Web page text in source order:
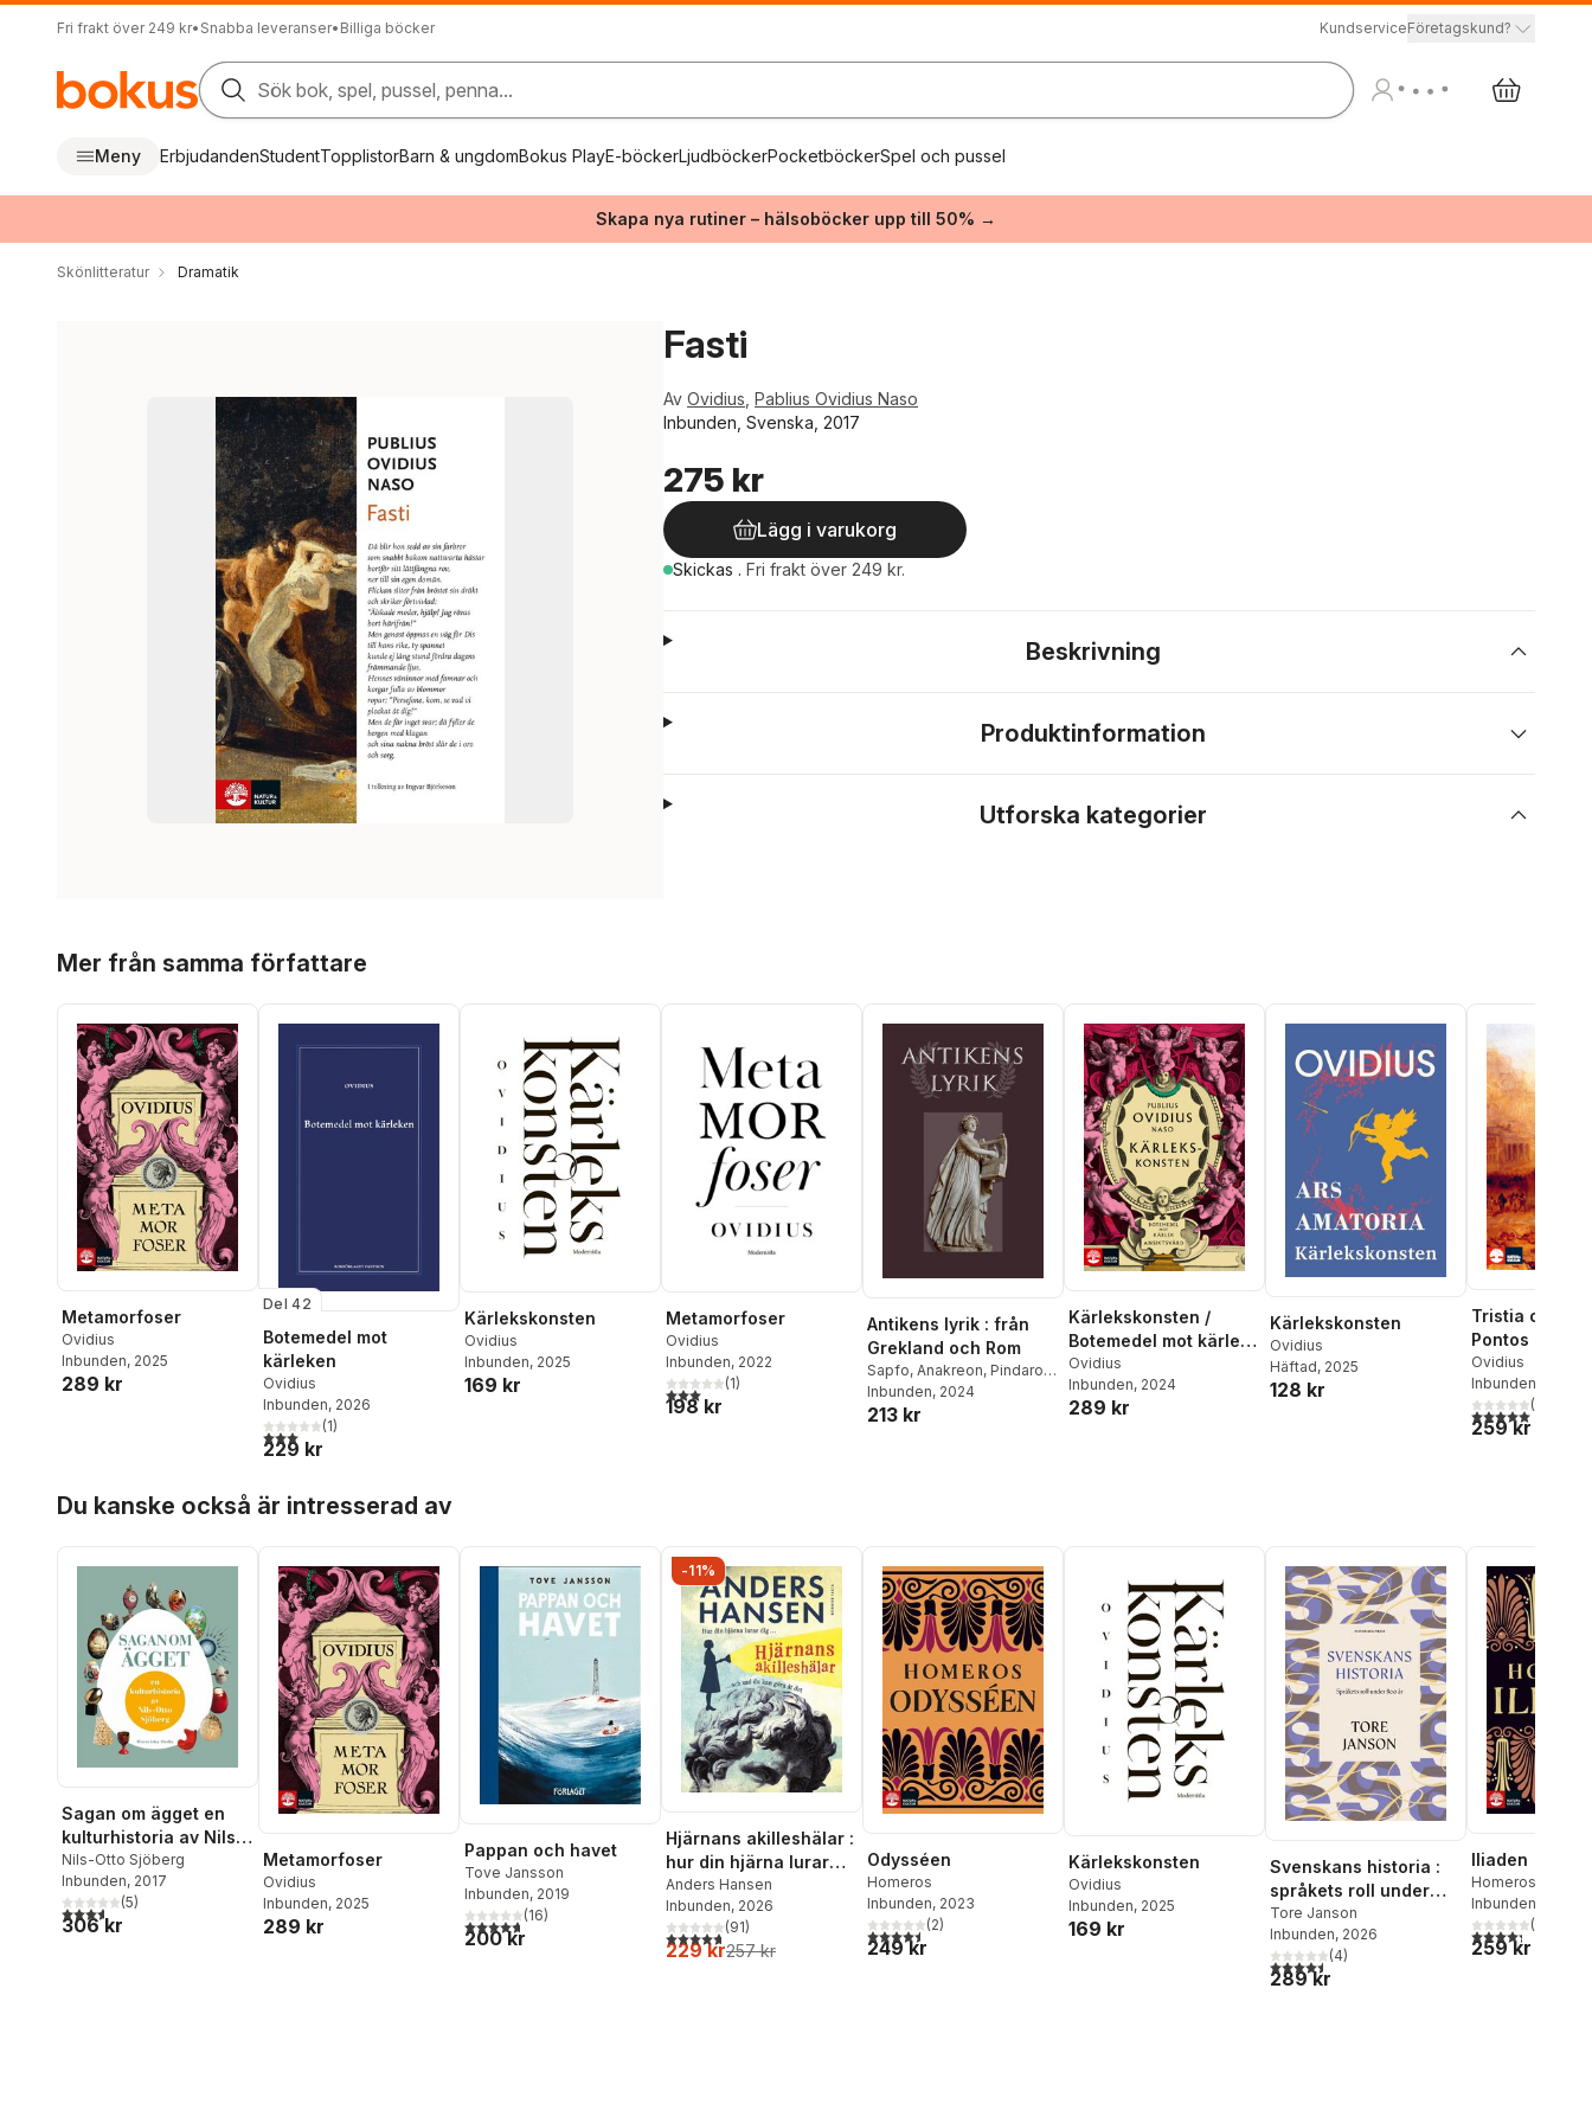
Fri frakt över 249 kr• Snabba leveranser• Billiga böcker KundserviceFöretagskund?
Sök bok, spel, pussel, penna...
Meny ErbjudandenStudentTopplistorBarn & ungdomBokus PlayE-böckerLjudböckerPocketböckerSpel och pussel
Skapa nya rutiner – hälsoböcker upp till 50% →
Skönlitteratur Dramatik
Fasti
Av Ovidius Pablius Ovidius Naso
Inbunden, Svenska, 2017
275 kr
Lägg i varukorg
Skickas . Fri frakt över 249 kr.
Beskrivning
Produktinformation
Utforska kategorier
Mer från samma författare
Metamorfoser
Ovidius
Inbunden, 2025
289 kr
Del 42
Botemedel mot
kärleken
Ovidius
Inbunden, 2026
3,0utav 5 stjärnor. Totalt antal röster:
(1)
229 kr
Kärlekskonsten
Ovidius
Inbunden, 2025
169 kr
Metamorfoser
Ovidius
Inbunden, 2022
3,0utav 5 stjärnor. Totalt antal röster:
(1)
198 kr
Antikens lyrik : från
Grekland och Rom
Sapfo, Anakreon, Pindaros ,
Vergilius,Horatius
Inbunden, 2024
213 kr
Kärlekskonsten /
Botemedel mot kärlek /
Ansiktsvård
Ovidius
Inbunden, 2024
289 kr
Kärlekskonsten
Ovidius
Häftad, 2025
128 kr
Tristia och
Pontos
Ovidius
Inbunden
5,0utav 5(
259 kr
Du kanske också är intresserad av
Sagan om ägget en
kulturhistoria av Nils-
Otto Sjöberg
Nils-Otto Sjöberg
Inbunden, 2017
3,6utav 5 stjärnor. Totalt antal röster:
(5)
306 kr
Metamorfoser
Ovidius
Inbunden, 2025
289 kr
Pappan och havet
Tove Jansson
Inbunden, 2019
4,7utav 5 stjärnor. Totalt antal röster:
(16)
200 kr
-11%
Hjärnans akilleshälar :
hur din hjärna lurar
dig, och vad du kan
göra åt det
Anders Hansen
Inbunden, 2026
4,7utav 5 stjärnor. Totalt antal röster:
(91)
229 kr257 kr
Odysséen
Homeros
Inbunden, 2023
4,5utav 5 stjärnor. Totalt antal röster:
(2)
249 kr
Kärlekskonsten
Ovidius
Inbunden, 2025
169 kr
Svenskans historia :
språkets roll under
800 år
Tore Janson
Inbunden, 2026
4,5utav 5 stjärnor. Totalt antal röster:
(4)
289 kr
Iliaden
Homeros
Inbunden
4,3utav 5(
259 kr